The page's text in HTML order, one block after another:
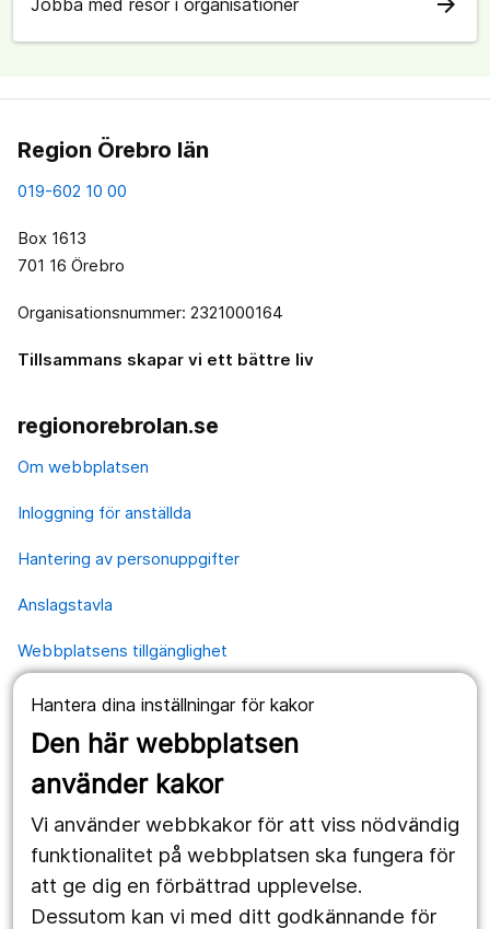
Hantera dina inställningar för kakor
Den här webbplatsen
använder kakor
Vi använder webbkakor för att viss nödvändig
funktionalitet på webbplatsen ska fungera för
att ge dig en förbättrad upplevelse.
Dessutom kan vi med ditt godkännande för
Region Örebro län
019-602 10 00
Box 1613
701 16 Örebro
Organisationsnummer: 2321000164
Tillsammans skapar vi ett bättre liv
regionorebrolan.se
Om webbplatsen
Inloggning för anställda
Hantering av personuppgifter
Anslagstavla
Webbplatsens tillgänglighet
Våra webbplatser
1177.se
Vårdgivare